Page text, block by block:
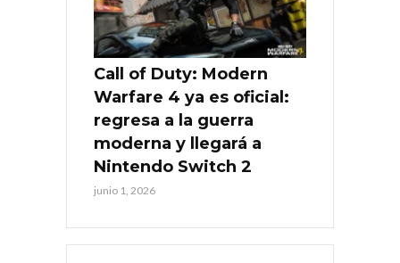
Call of Duty: Modern
Warfare 4 ya es oficial:
regresa a la guerra
moderna y llegará a
Nintendo Switch 2
junio 1, 2026